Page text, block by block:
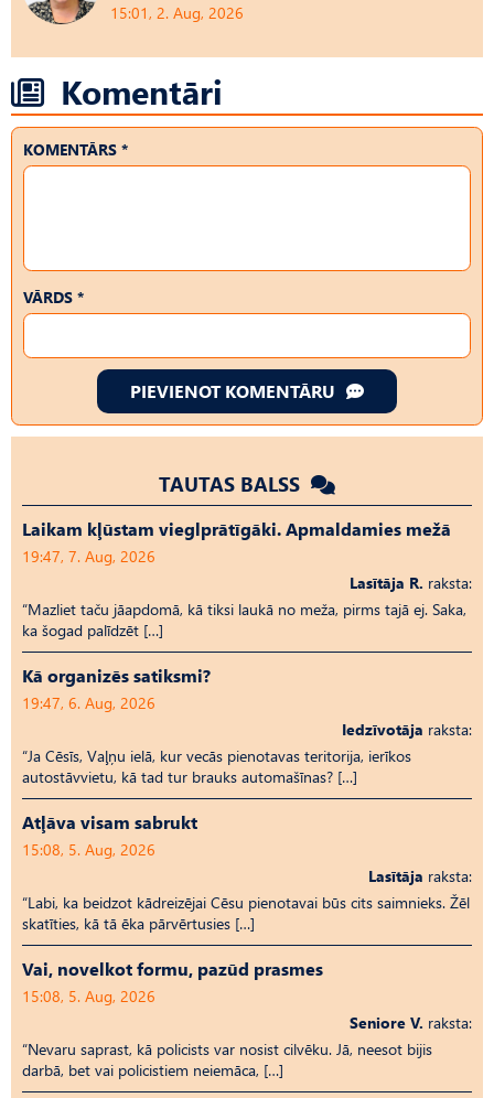
15:01, 2. Aug, 2026
Komentāri
KOMENTĀRS *
VĀRDS *
PIEVIENOT KOMENTĀRU
TAUTAS BALSS
Laikam kļūstam vieglprātīgāki. Apmaldamies mežā
19:47, 7. Aug, 2026
Lasītāja R. raksta:
“Mazliet taču jāapdomā, kā tiksi laukā no meža, pirms tajā ej. Saka,
ka šogad palīdzēt […]
Kā organizēs satiksmi?
19:47, 6. Aug, 2026
Iedzīvotāja raksta:
“Ja Cēsīs, Vaļņu ielā, kur vecās pienotavas teritorija, ierīkos
autostāvvietu, kā tad tur brauks automašīnas? […]
Atļāva visam sabrukt
15:08, 5. Aug, 2026
Lasītāja raksta:
“Labi, ka beidzot kādreizējai Cēsu pienotavai būs cits saimnieks. Žēl
skatīties, kā tā ēka pārvērtusies […]
Vai, novelkot formu, pazūd prasmes
15:08, 5. Aug, 2026
Seniore V. raksta:
“Nevaru saprast, kā policists var nosist cilvēku. Jā, neesot bijis
darbā, bet vai policistiem neiemāca, […]